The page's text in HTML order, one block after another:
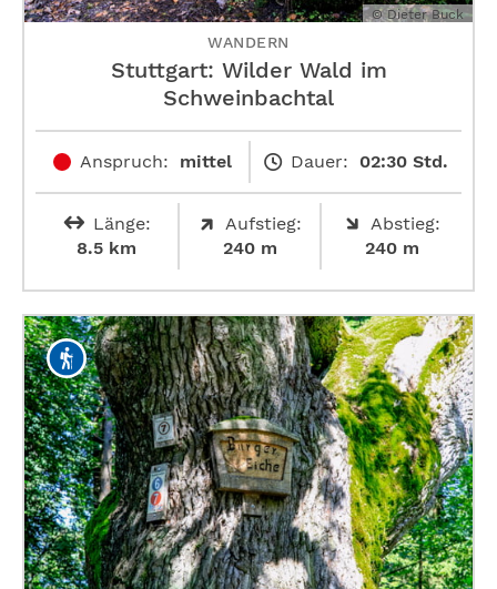
© Dieter Buck
WANDERN
Stuttgart: Wilder Wald im
Schweinbachtal
Anspruch: mittel Dauer: 02:30 Std.
Länge:
8.5 km
Aufstieg:
240 m
Abstieg:
240 m